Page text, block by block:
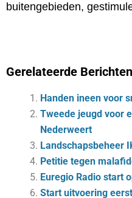
buitengebieden,
Gerelateerde
Handen ineen voor
Tweede jeugd voor
Nederweert
Landschapsbeheer
Petitie tegen
Euregio Radio start
Start uit­voe­ring